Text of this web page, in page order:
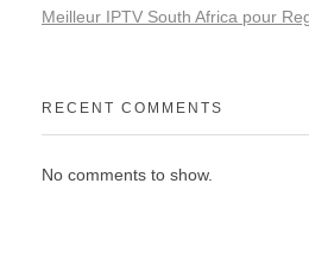
Meilleur IPTV South Africa pour
RECENT COMMENTS
No comments to show.